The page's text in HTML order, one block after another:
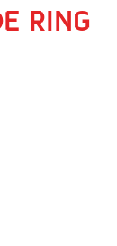
Ring